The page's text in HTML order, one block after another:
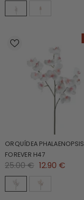
ORQUÍDEA PHALAENOPSIS
FOREVER H47
25.00 € 12.90 €